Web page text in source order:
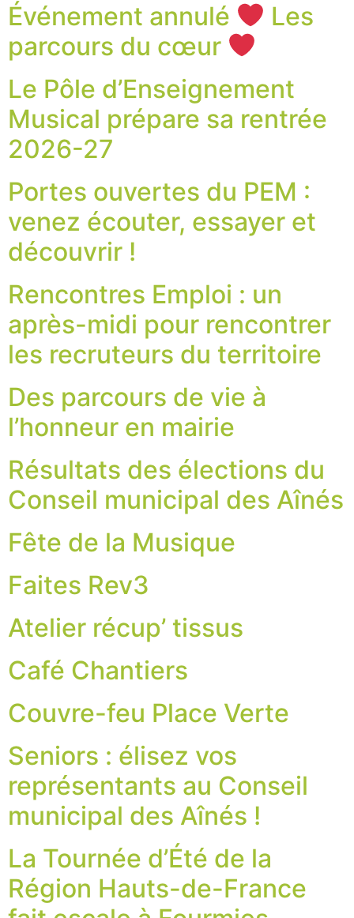
Événement annulé
Les
parcours du cœur
Le Pôle d’Enseignement
Musical prépare sa rentrée
2026-27
Portes ouvertes du PEM :
venez écouter, essayer et
découvrir !
Rencontres Emploi : un
après-midi pour rencontrer
les recruteurs du territoire
Des parcours de vie à
l’honneur en mairie
Résultats des élections du
Conseil municipal des Aînés
Fête de la Musique
Faites Rev3
Atelier récup’ tissus
Café Chantiers
Couvre-feu Place Verte
Seniors : élisez vos
représentants au Conseil
municipal des Aînés !
La Tournée d’Été de la
Région Hauts-de-France